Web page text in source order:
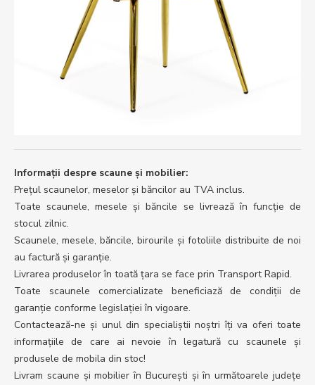
Informații despre scaune și mobilier:
Prețul scaunelor, meselor și băncilor au TVA inclus.
Toate scaunele, mesele și băncile se livrează în funcție de
stocul zilnic.
Scaunele, mesele, băncile, birourile și fotoliile distribuite de noi
au factură și garanție.
Livrarea produselor în toată țara se face prin Transport Rapid.
Toate scaunele comercializate beneficiază de condiții de
garanție conforme legislației în vigoare.
Contactează-ne și unul din specialiștii noștri îți va oferi toate
informațiile de care ai nevoie în legatură cu scaunele și
produsele de mobila din stoc!
Livram scaune și mobilier în București și în următoarele județe